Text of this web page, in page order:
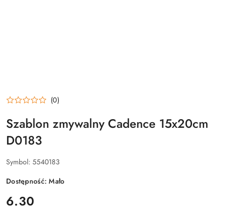
(0)
Szablon zmywalny Cadence 15x20cm
D0183
Symbol: 5540183
Dostępność:Mało
cena:
6.30